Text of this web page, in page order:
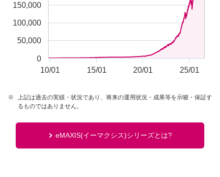
10/01 15/01 20/01 25/01
0
50,000
100,000
150,000
※
上記は過去の実績・状況であり、将来の運用状況・成果等を示唆・保証す
るものではありません。
eMAXIS(イーマクシス)シリーズとは?